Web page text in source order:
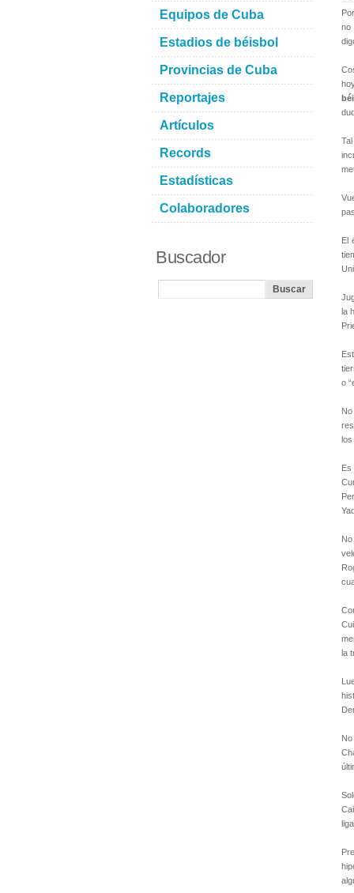
no
El
la
o
los
Es
la
Equipos de Cuba
Estadios de béisbol
Provincias de Cuba
Reportajes
Artículos
Records
Estadísticas
Colaboradores
Buscador